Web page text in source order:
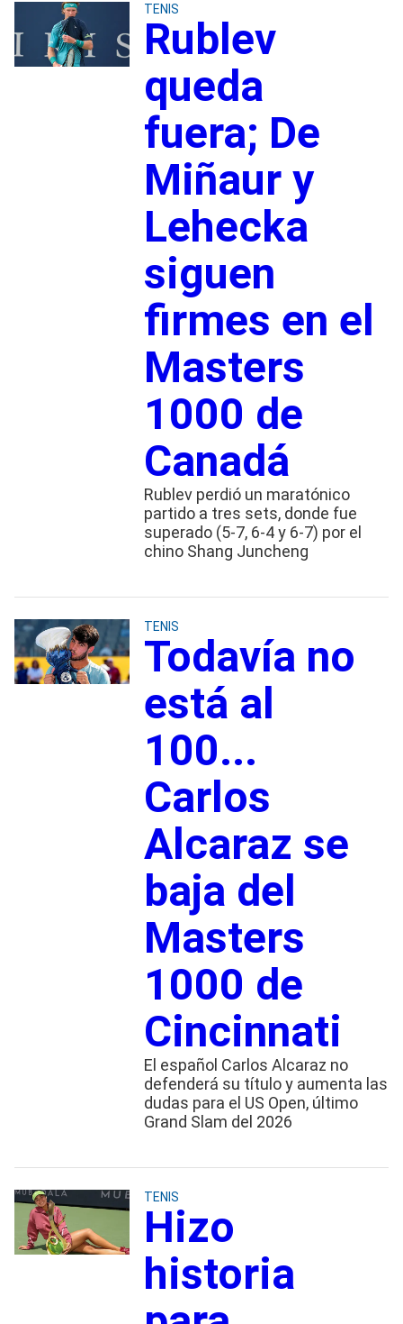
TENIS
Rublev
queda
fuera; De
Miñaur y
Lehecka
siguen
firmes en el
Masters
1000 de
Canadá
Rublev perdió un maratónico
partido a tres sets, donde fue
superado (5-7, 6-4 y 6-7) por el
chino Shang Juncheng
TENIS
Todavía no
está al
100...
Carlos
Alcaraz se
baja del
Masters
1000 de
Cincinnati
El español Carlos Alcaraz no
defenderá su título y aumenta las
dudas para el US Open, último
Grand Slam del 2026
TENIS
Hizo
historia